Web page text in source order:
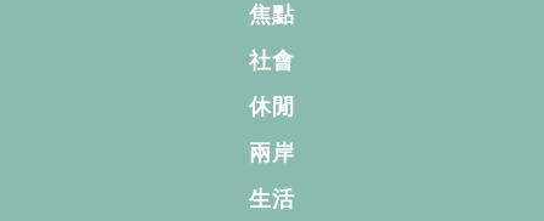
焦點
社會
休閒
兩岸
生活